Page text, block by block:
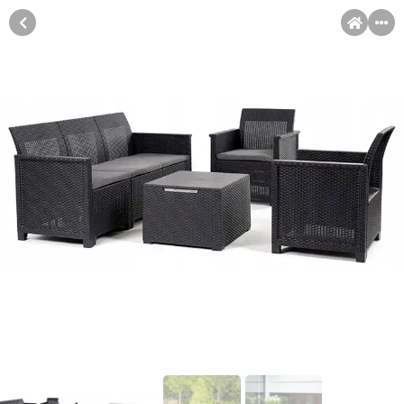
Račun
Pomoć pri kupovini
Sve je lakše kad se podijeli!
Kupovinu na rate možete obaviti ukoliko posjedujete jednu od